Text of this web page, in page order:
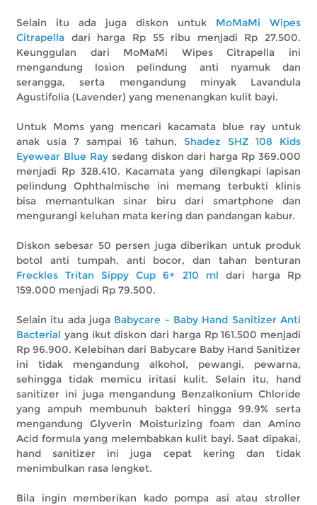
Selain itu ada juga diskon untuk MoMaMi Wipes
Citrapella dari harga Rp 55 ribu menjadi Rp 27.500.
Keunggulan dari MoMaMi Wipes Citrapella ini
mengandung losion pelindung anti nyamuk dan
serangga, serta mengandung minyak Lavandula
Agustifolia (Lavender) yang menenangkan kulit bayi.
Untuk Moms yang mencari kacamata blue ray untuk
anak usia 7 sampai 16 tahun,Shadez SHZ 108 Kids
Eyewear Blue Raysedang diskon dari harga Rp 369.000
menjadi Rp 328.410. Kacamata yang dilengkapi lapisan
pelindung Ophthalmische ini memang terbukti klinis
bisa memantulkan sinar biru dari smartphone dan
mengurangi keluhan mata kering dan pandangan kabur.
Diskon sebesar 50 persen juga diberikan untuk produk
botol anti tumpah, anti bocor, dan tahan benturan
Freckles Tritan Sippy Cup 6+ 210 ml dari harga Rp
159.000 menjadi Rp 79.500.
Selain itu ada juga Babycare - Baby Hand Sanitizer Anti
Bacterial yang ikut diskon dari harga Rp 161.500 menjadi
Rp 96.900. Kelebihan dari Babycare Baby Hand Sanitizer
ini tidak mengandung alkohol, pewangi, pewarna,
sehingga tidak memicu iritasi kulit. Selain itu, hand
sanitizer ini juga mengandung Benzalkonium Chloride
yang ampuh membunuh bakteri hingga 99.9% serta
mengandung Glyverin Moisturizing foam dan Amino
Acid formula yang melembabkan kulit bayi. Saat dipakai,
hand sanitizer ini juga cepat kering dan tidak
menimbulkan rasa lengket.
Bila ingin memberikan kado pompa asi atau stroller